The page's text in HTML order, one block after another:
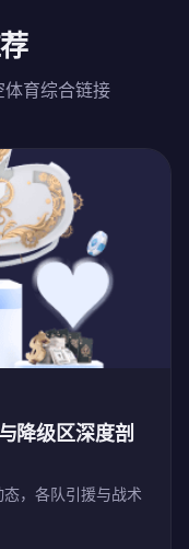
育综合链接
降级区深度剖
，各队引援与战术